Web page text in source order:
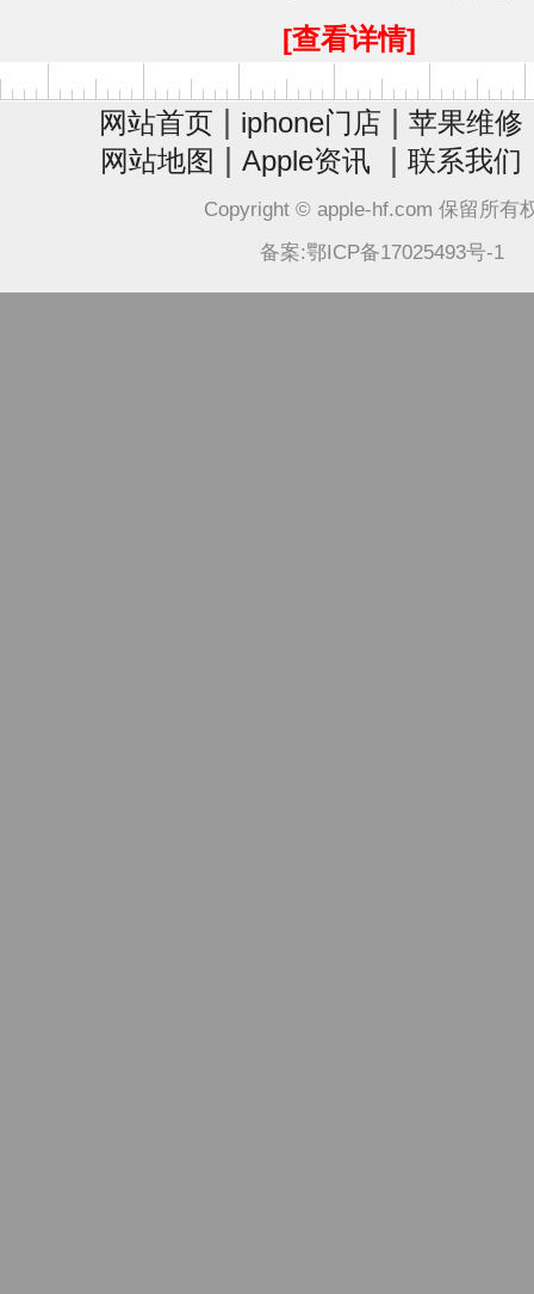
[查看详情]
网站首页 iphone门店 苹果维修
网站地图 Apple资讯 联系我们
Copyright © apple-hf.com 保留所有
备案:鄂ICP备17025493号-1